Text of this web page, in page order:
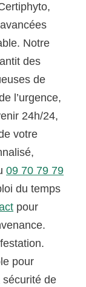
Notre
des
de
l’urgence,
24h/24,
votre
09 70 79 79
du temps
pour
pour
sécurité de